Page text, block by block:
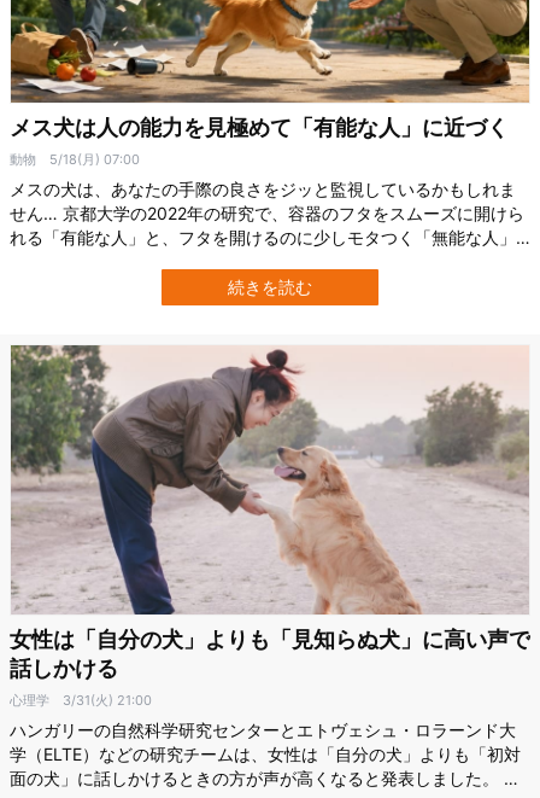
メス犬は人の能力を見極めて「有能な人」に近づく
動物 5/18(月) 07:00
メスの犬は、あなたの手際の良さをジッと監視しているかもしれま
せん… 京都大学の2022年の研究で、容器のフタをスムーズに開けら
れる「有能な人」と、フタを開けるのに少しモタつく「無能な人」
な人の方を長く観察して近づく傾向にあることがわかりました。 一
方でオスの犬は有能な人と無能な人のいずれにも、特別な注意は払
続きを読む
女性は「自分の犬」よりも「見知らぬ犬」に高い声で
話しかける
心理学 3/31(火) 21:00
ハンガリーの自然科学研究センターとエトヴェシュ・ロラーンド大
学（ELTE）などの研究チームは、女性は「自分の犬」よりも「初対
面の犬」に話しかけるときの方が声が高くなると発表しました。 人